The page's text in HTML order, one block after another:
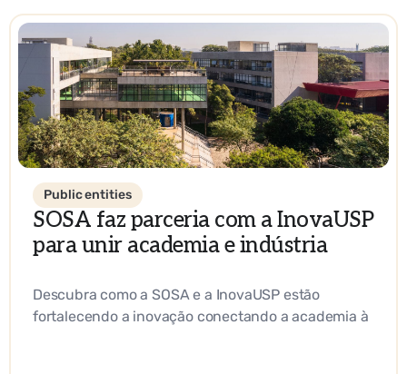
Public entities
SOSA faz parceria com a InovaUSP
para unir academia e indústria
Descubra como a SOSA e a InovaUSP estão
fortalecendo a inovação conectando a academia à